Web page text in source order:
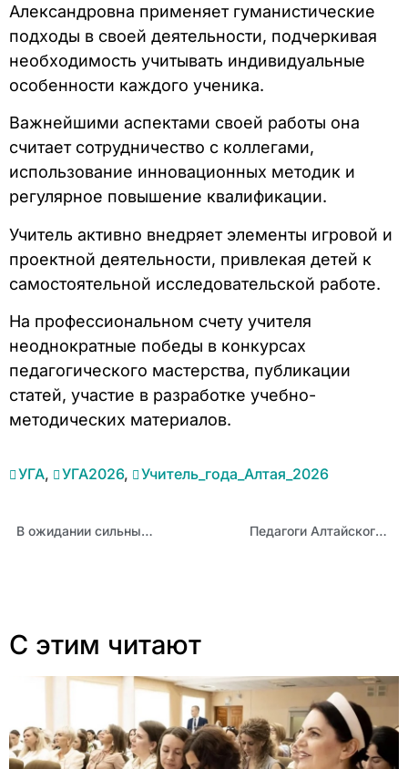
Александровна применяет гуманистические
подходы в своей деятельности, подчеркивая
необходимость учитывать индивидуальные
особенности каждого ученика.
Важнейшими аспектами своей работы она
считает сотрудничество с коллегами,
использование инновационных методик и
регулярное повышение квалификации.
Учитель активно внедряет элементы игровой и
проектной деятельности, привлекая детей к
самостоятельной исследовательской работе.
На профессиональном счету учителя
неоднократные победы в конкурсах
педагогического мастерства, публикации
статей, участие в разработке учебно-
методических материалов.
УГА, УГА2026, Учитель_года_Алтая_2026
В ожидании сильных уроков: состоялось заседание оргкомитета конкурса «Учитель года Алтая – 2026» Педагоги Алтайского края научились повышать мотивацию учеников с помощью нейросетей
С этим читают